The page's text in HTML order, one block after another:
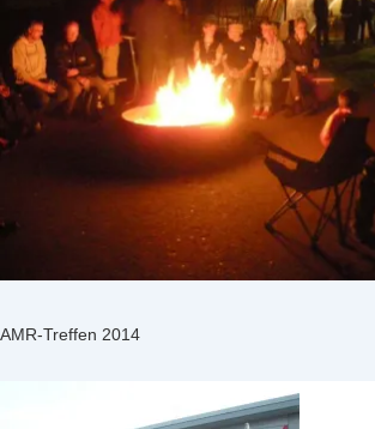
AMR-Treffen 2014